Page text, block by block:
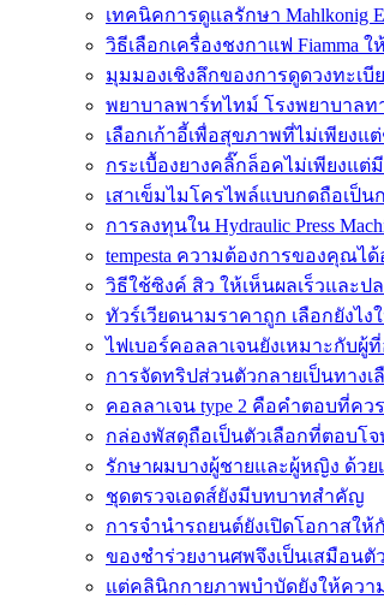
เทคนิคการดูแลรักษา Mahlkonig
วิธีเลือกเครื่องชงกาแฟ Fiamma
มุมมองเชิงลึกของการดูดวงทะเ
พยาบาลพาร์ทไทม์ โรงพยาบาล
เลือกเก้าอี้เพื่อสุขภาพที่ไม่เพียงแ
กระเบื้องยางคลิ๊กล็อคไม่เพียงแ
เสาเข็มไมโครไพล์แบบกดถือเป็
การลงทุนใน Hydraulic Press
tempesta ความต้องการของคุณไ
วิธีใช้ซิงค์ สิว ให้เห็นผลเร็วและ
ทัวร์เวียดนามราคาถูก เลือกยังไ
ไฟเบอร์คอลลาเจนยังเหมาะกับผู้
การจัดทริปส่วนตัวกลายเป็นทางเ
คอลลาเจน type 2 คือคำตอบที่ค
กล่องพัสดุถือเป็นตัวเลือกที่ตอบโ
รักษาผมบางผู้ชายและผู้หญิง ด้วย
ชุดตรวจเอดส์ยังมีบทบาทสำคัญ
การจำนำรถยนต์ยังเปิดโอกาสใ
ของชำร่วยงานศพจึงเป็นเสมือน
แต่คลินิกกายภาพบำบัดยังให้ควา